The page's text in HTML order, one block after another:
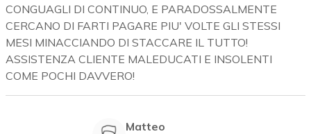
CONGUAGLI DI CONTINUO, E PARADOSSALMENTE
CERCANO DI FARTI PAGARE PIU' VOLTE GLI STESSI
MESI MINACCIANDO DI STACCARE IL TUTTO!
ASSISTENZA CLIENTE MALEDUCATI E INSOLENTI
COME POCHI DAVVERO!
Matteo